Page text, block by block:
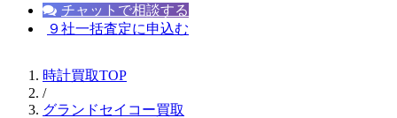
チャットで相談する
９社一括査定に申込む
時計買取TOP
/
グランドセイコー買取